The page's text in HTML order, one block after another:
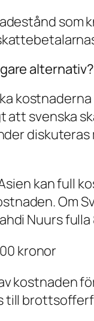
som
alternativ?
att svenska
kan full
Om
Nuurs
kronor
kostnaden
till